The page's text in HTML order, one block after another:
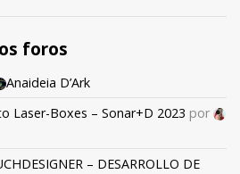
foros
Anaideia D’Ark
Laser-Boxes – Sonar+D 2023 por
– DESARROLLO DE